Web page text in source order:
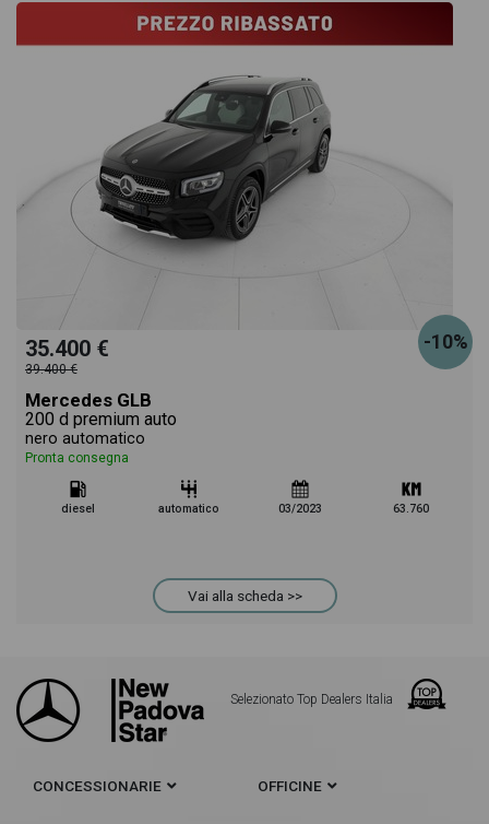
-10%
35.400 €
39.400 €
Mercedes GLB
200 d premium auto
nero automatico
Pronta consegna
diesel automatico 03/2023 63.760
Vai alla scheda >>
Selezionato Top Dealers Italia
CONCESSIONARIE OFFICINE